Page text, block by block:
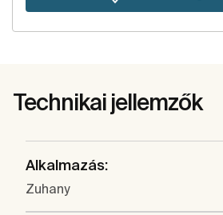
Technikai jellemzők
Alkalmazás:
Zuhany